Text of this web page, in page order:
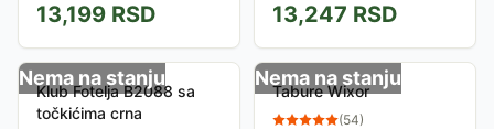
13,199 RSD
sa točkićima i mehanizam za
podizanje.
13,247 RSD
Nema na stanju
Klub Fotelja B2088 sa
točkićima crna
Nema na stanju
Tabure Wixor
(54)